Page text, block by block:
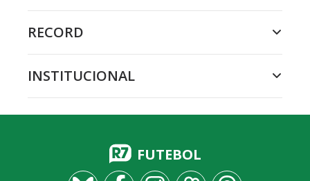
RECORD
INSTITUCIONAL
FUTEBOL